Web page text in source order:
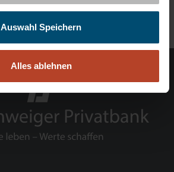
Auswahl Speichern
Alles ablehnen